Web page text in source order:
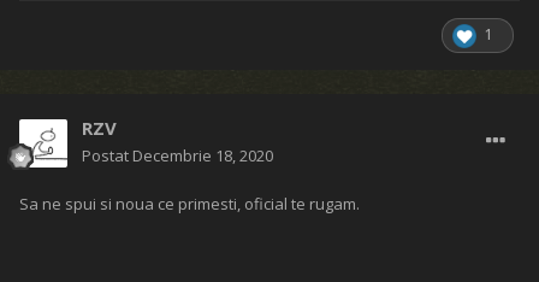
1
RZV
Postat Decembrie 18, 2020
Sa ne spui si noua ce primesti, oficial te rugam.